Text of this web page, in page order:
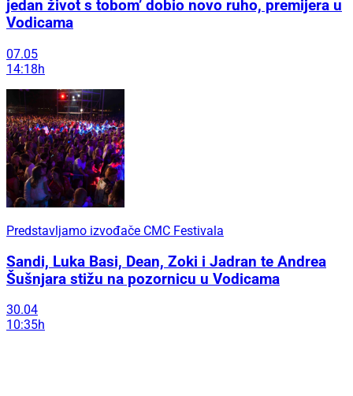
jedan život s tobom’ dobio novo ruho, premijera u
Vodicama
07.05
14:18h
Predstavljamo izvođače CMC Festivala
Sandi, Luka Basi, Dean, Zoki i Jadran te Andrea
Šušnjara stižu na pozornicu u Vodicama
30.04
10:35h